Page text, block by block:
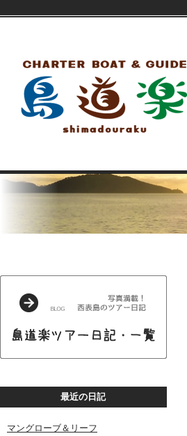
最近の日記
マングローブ＆リーフ